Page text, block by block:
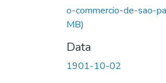
o-commercio-de-sao-
MB)
Data
1901-10-02